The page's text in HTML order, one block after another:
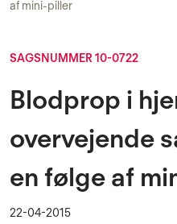
af mini-piller
SAGSNUMMER 10-0722
Blodprop i
overvejende
en følge af
22-04-2015